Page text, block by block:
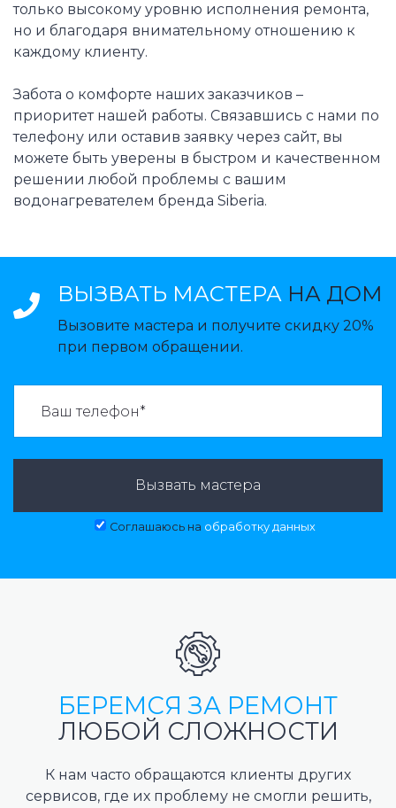
только высокому уровню исполнения ремонта,
но и благодаря внимательному отношению к
каждому клиенту.
Забота о комфорте наших заказчиков –
приоритет нашей работы. Связавшись с нами по
телефону или оставив заявку через сайт, вы
можете быть уверены в быстром и качественном
решении любой проблемы с вашим
водонагревателем бренда Siberia.
ВЫЗВАТЬ МАСТЕРА НА ДОМ
Вызовите мастера и получите скидку 20%
при первом обращении.
Вызвать мастера
Соглашаюсь на обработку данных
БЕРЕМСЯ ЗА РЕМОНТ
ЛЮБОЙ СЛОЖНОСТИ
К нам часто обращаются клиенты других
сервисов, где их проблему не смогли решить,